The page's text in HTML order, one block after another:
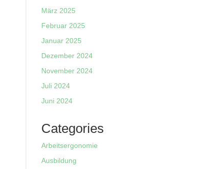
März 2025
Februar 2025
Januar 2025
Dezember 2024
November 2024
Juli 2024
Juni 2024
Categories
Arbeitsergonomie
Ausbildung